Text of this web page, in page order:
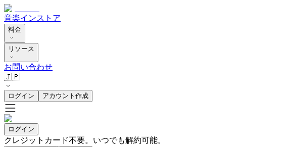
音楽インストア
料金
リソース
お問い合わせ
🇯🇵
ログイン アカウント作成
ログイン
クレジットカード不要。いつでも解約可能。